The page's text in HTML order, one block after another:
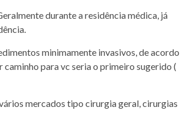
durante a residência médica, já
minimamente invasivos, de acordo
caminho para vc seria o primeiro sugerido (
mercados tipo cirurgia geral, cirurgias